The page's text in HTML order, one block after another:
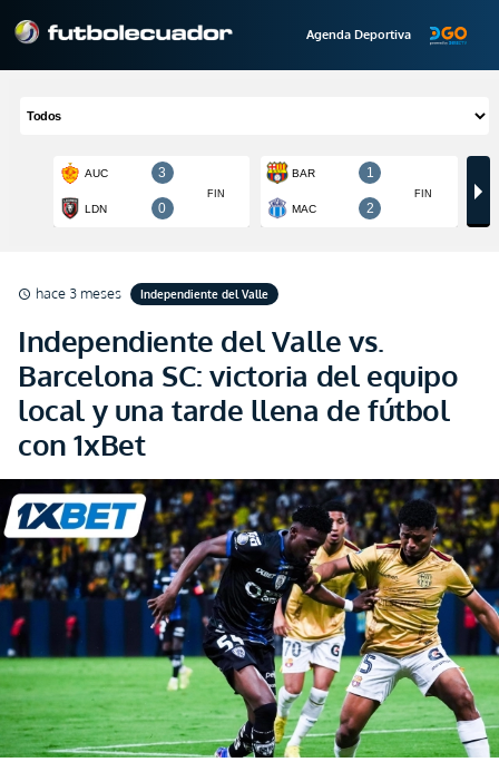
Agenda Deportiva
schedule hace 3 meses Independiente del Valle
Independiente del Valle vs.
Barcelona SC: victoria del equipo
local y una tarde llena de fútbol
con 1xBet